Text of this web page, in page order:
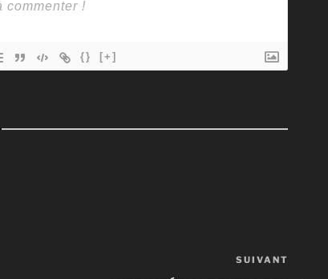
{} [+]
SUIVANT